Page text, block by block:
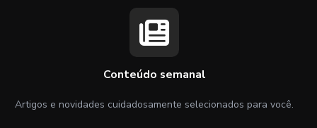
Conteúdo semanal
Artigos e novidades cuidadosamente selecionados para você.